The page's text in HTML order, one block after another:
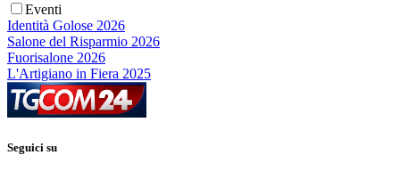
Eventi
Identità Golose 2026
Salone del Risparmio 2026
Fuorisalone 2026
L'Artigiano in Fiera 2025
Seguici su